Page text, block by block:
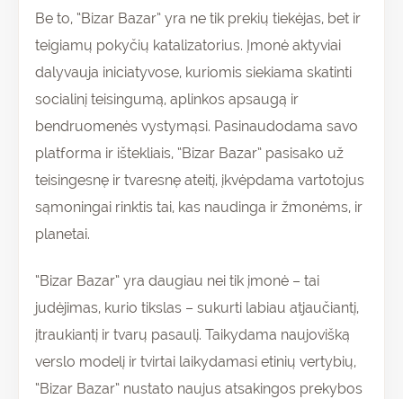
Be to, “Bizar Bazar” yra ne tik prekių tiekėjas, bet ir
teigiamų pokyčių katalizatorius. Įmonė aktyviai
dalyvauja iniciatyvose, kuriomis siekiama skatinti
socialinį teisingumą, aplinkos apsaugą ir
bendruomenės vystymąsi. Pasinaudodama savo
platforma ir ištekliais, “Bizar Bazar” pasisako už
teisingesnę ir tvaresnę ateitį, įkvėpdama vartotojus
sąmoningai rinktis tai, kas naudinga ir žmonėms, ir
planetai.
“Bizar Bazar” yra daugiau nei tik įmonė – tai
judėjimas, kurio tikslas – sukurti labiau atjaučiantį,
įtraukiantį ir tvarų pasaulį. Taikydama naujovišką
verslo modelį ir tvirtai laikydamasi etinių vertybių,
“Bizar Bazar” nustato naujus atsakingos prekybos